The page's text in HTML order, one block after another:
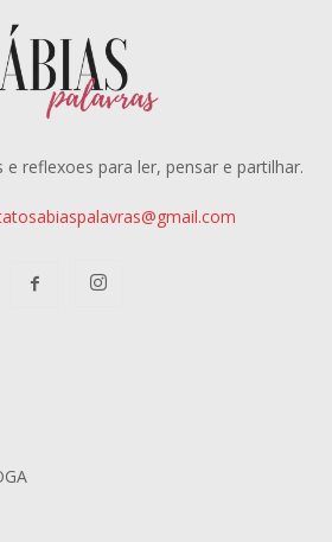
e reflexoes para ler, pensar e partilhar.